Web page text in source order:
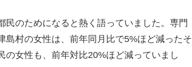
のためになると熱く語っていました。専門
村の女性は、前年同月比で5%ほど減ったそ
の女性も、前年対比20%ほど減っていまし